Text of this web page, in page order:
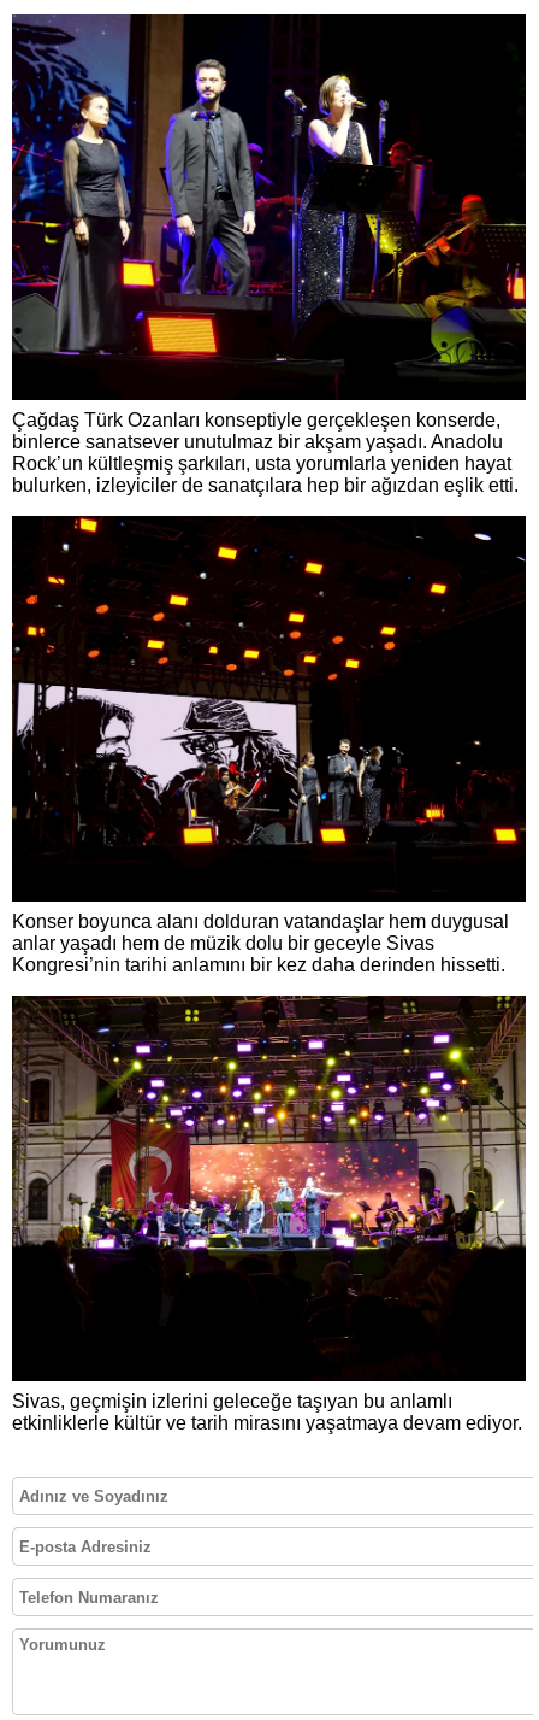
Çağdaş Türk Ozanları konseptiyle gerçekleşen konserde,
binlerce sanatsever unutulmaz bir akşam yaşadı. Anadolu
Rock’un kültleşmiş şarkıları, usta yorumlarla yeniden hayat
bulurken, izleyiciler de sanatçılara hep bir ağızdan eşlik etti.
Konser boyunca alanı dolduran vatandaşlar hem duygusal
anlar yaşadı hem de müzik dolu bir geceyle Sivas
Kongresi’nin tarihi anlamını bir kez daha derinden hissetti.
Sivas, geçmişin izlerini geleceğe taşıyan bu anlamlı
etkinliklerle kültür ve tarih mirasını yaşatmaya devam ediyor.